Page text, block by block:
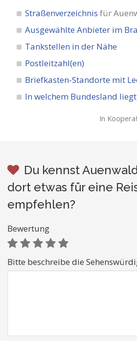
Straßenverzeichnis für
Ausgewählte Anbieter im
Tankstellen in der Nähe
Postleitzahl(en)
Briefkasten-Standorte mit
In welchem Bundesland
In
Du kennst
dort etwas für eine
empfehlen?
Bewertung
Bitte beschreibe die